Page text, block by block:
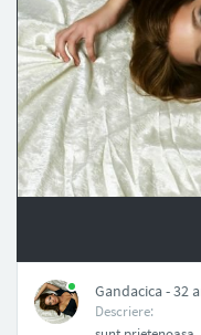
Gandacica - 32
Descriere: